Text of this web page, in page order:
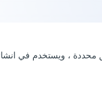
، ويستخدم في